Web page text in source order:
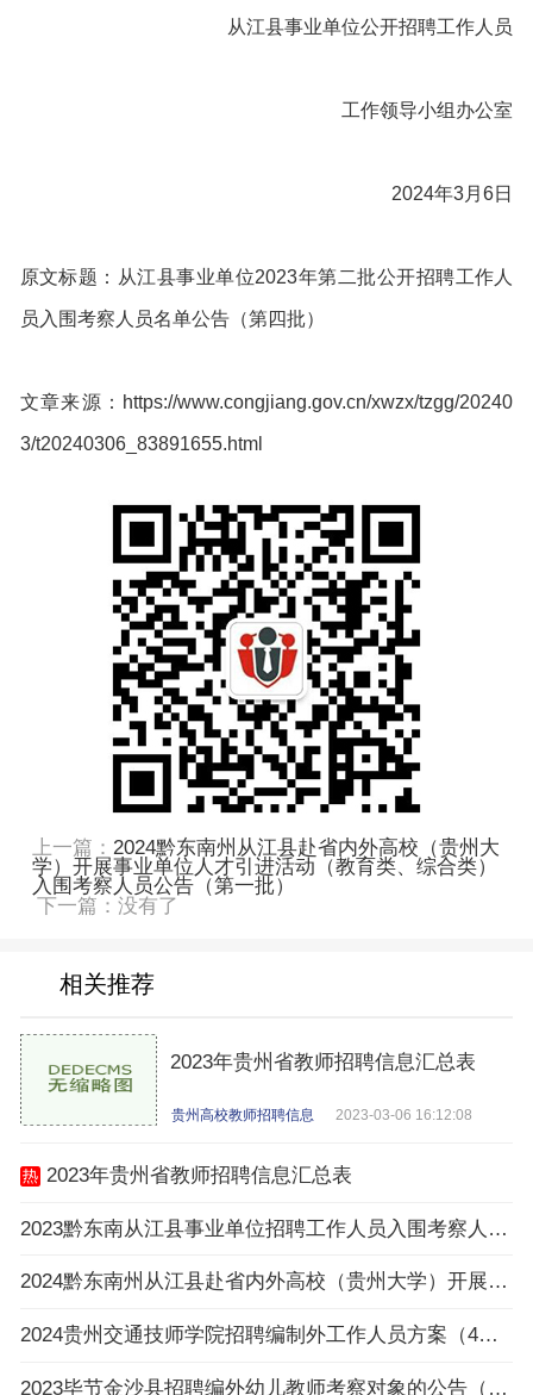
从江县事业单位公开招聘工作人员
工作领导小组办公室
2024年3月6日
原文标题：从江县事业单位2023年第二批公开招聘工作人
员入围考察人员名单公告（第四批）
文章来源：https://www.congjiang.gov.cn/xwzx/tzgg/20240
3/t20240306_83891655.html
上一篇： 2024黔东南州从江县赴省内外高校（贵州大
学）开展事业单位人才引进活动（教育类、综合类）
入围考察人员公告（第一批）
下一篇：没有了
相关推荐
2023年贵州省教师招聘信息汇总表
贵州高校教师招聘信息 2023-03-06 16:12:08
2023年贵州省教师招聘信息汇总表
2023黔东南从江县事业单位招聘工作人员入围考察人员名单公告（第四批）
2024黔东南州从江县赴省内外高校（贵州大学）开展事业单位人才引进活动（教育类、综合类）
2024贵州交通技师学院招聘编制外工作人员方案（4人|3.6-3.14报名）
2023毕节金沙县招聘编外幼儿教师考察对象的公告（第三批次）